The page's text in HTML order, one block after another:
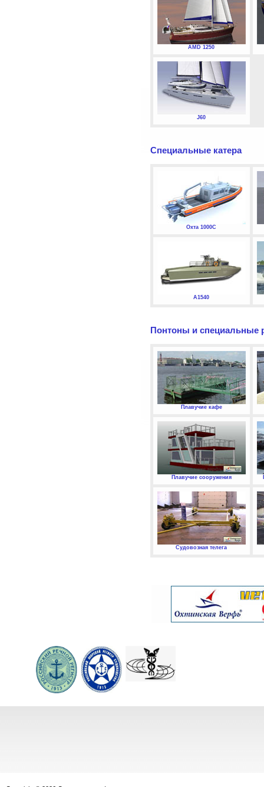
AMD 1250
J60
Специальные катера
Охта 1000С
А1540
Понтоны и специальные
Плавучие кафе
Плавучие сооружения
Судовозная телега